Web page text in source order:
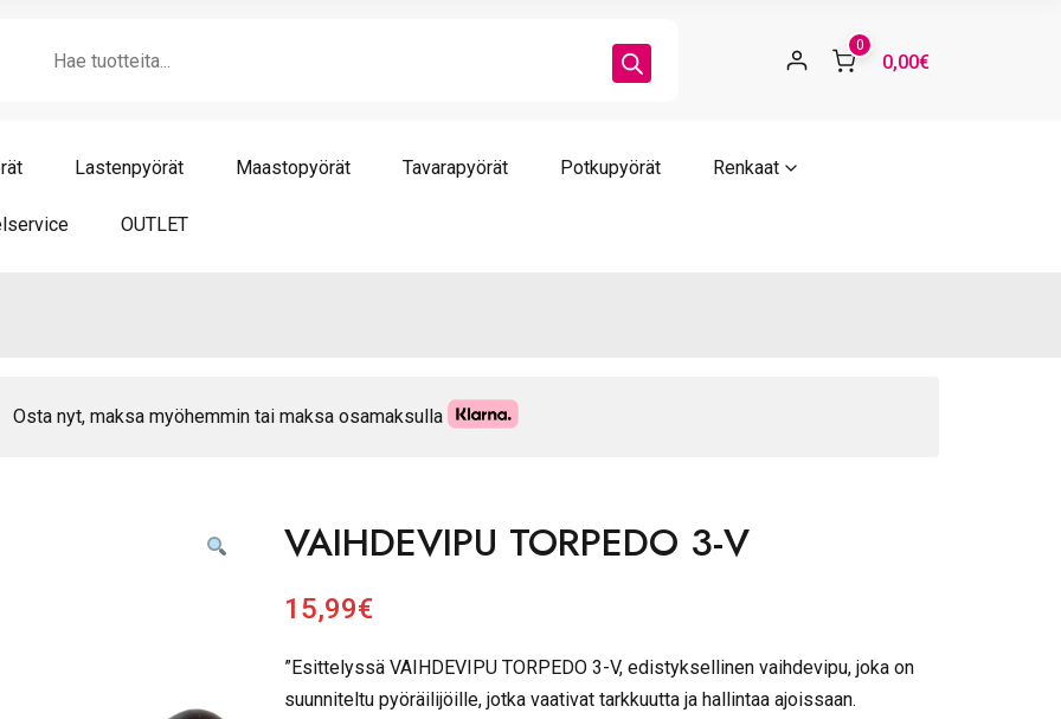
0
0,00€
Lastenpyörät Maastopyörät Tavarapyörät Potkupyörät Renkaat
OUTLET
Osta nyt, maksa myöhemmin tai maksa osamaksulla
VAIHDEVIPU TORPEDO 3-V
15,99€
”Esittelyssä VAIHDEVIPU TORPEDO 3-V, edistyksellinen vaihdevipu, joka on
suunniteltu pyöräilijöille, jotka vaativat tarkkuutta ja hallintaa ajoissaan.